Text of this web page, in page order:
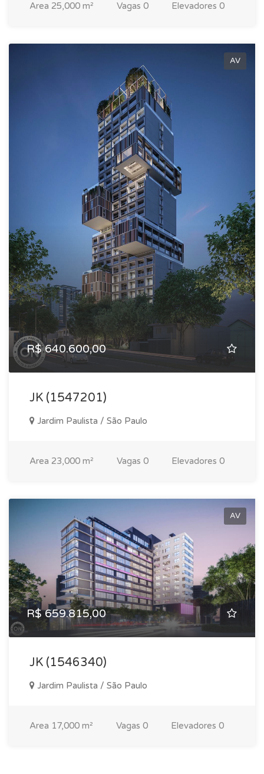
Area 25,000 m² Vagas 0 Elevadores 0
AV
R$ 640.600,00
JK (1547201)
Jardim Paulista / São Paulo
Area 23,000 m² Vagas 0 Elevadores 0
AV
R$ 659.815,00
JK (1546340)
Jardim Paulista / São Paulo
Area 17,000 m² Vagas 0 Elevadores 0